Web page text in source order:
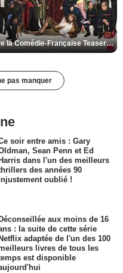
De la Comédie-Française Teaser VF
pas manquer
soir entre amis : Gary
Sean Penn et Ed
Harris dans l'un des meilleurs
des années 90
oublié !
Déconseillée aux moins de 16
: la suite de cette série
Netflix adaptée de l'un des 100
livres de tous les
est disponible